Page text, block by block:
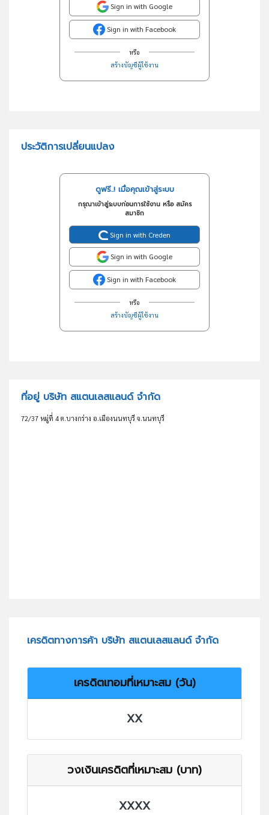
Sign in with Google
Sign in with Facebook
หรือ
สร้างบัญชีผู้ใช้งาน
ประวัติการเปลี่ยนแปลง
ดูฟรี..! เมื่อคุณเข้าสู่ระบบ
กรุณาเข้าสู่ระบบก่อนการใช้งาน หรือ สมัคร
สมาชิก
Sign in with Creden
Sign in with Google
Sign in with Facebook
หรือ
สร้างบัญชีผู้ใช้งาน
ที่อยู่ บริษัท สแตนเลสแลนด์ จำกัด
72/37 หมู่ที่ 4 ต.บางกร่าง อ.เมืองนนทบุรี จ.นนทบุรี
เครดิตทางการค้า บริษัท สแตนเลสแลนด์ จำกัด
เครดิตเทอมที่เหมาะสม (วัน)
XX
วงเงินเครดิตที่เหมาะสม (บาท)
XXXX